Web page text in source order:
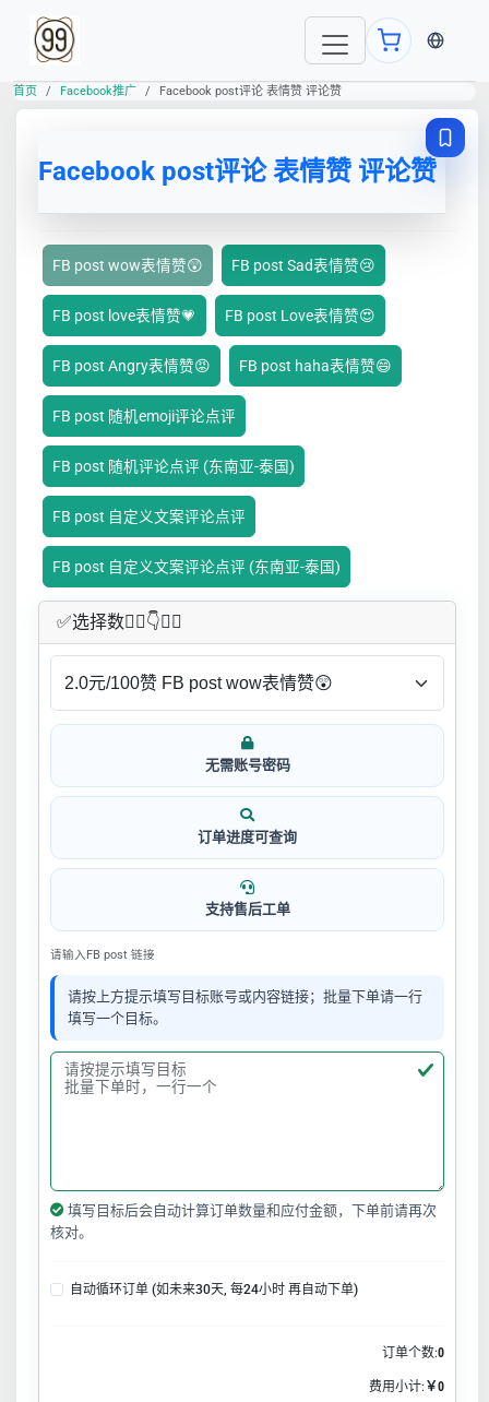
当前语
首页 Facebook推广 Facebook post评论 表情赞 评论赞
Facebook post评论 表情赞 评论赞
FB post wow表情赞😲 FB post Sad表情赞😢
FB post love表情赞💗 FB post Love表情赞😍
FB post Angry表情赞😡 FB post haha表情赞😄
FB post 随机emoji评论点评
FB post 随机评论点评 (东南亚-泰国)
FB post 自定义文案评论点评
FB post 自定义文案评论点评 (东南亚-泰国)
✅​选择数👇🏻​​👇👇🏻​​
无需账号密码
订单进度可查询
支持售后工单
请输入FB post 链接
请按上方提示填写目标账号或内容链接；批量下单请一行
填写一个目标。
填写目标后会自动计算订单数量和应付金额，下单前请再次
核对。
自动循环订单 (如未来30天, 每24小时 再自动下单)
订单个数:0
费用小计: ￥0